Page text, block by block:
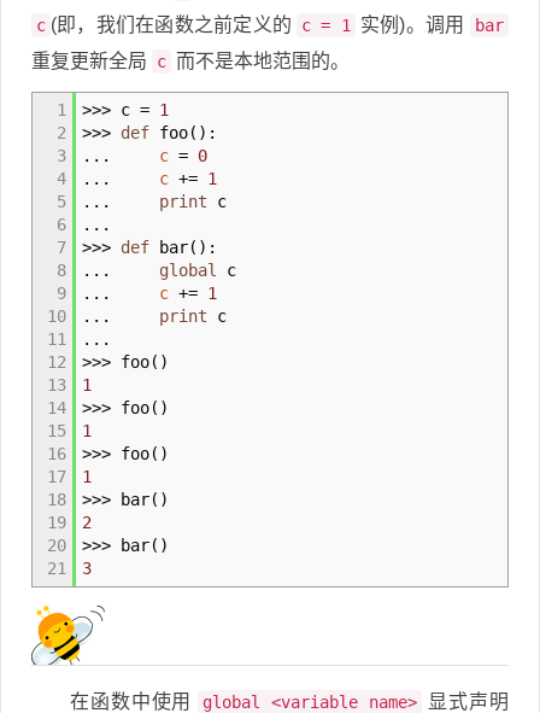
c (即，我们在函数之前定义的 c = 1 实例)。调用 bar
重复更新全局 c 而不是本地范围的。
1
2
3
4
5
6
7
8
9
10
11
12
13
14
15
16
17
18
19
20
21
>>> c = 1
>>> def foo( ) :
... c = 0
... c += 1
... print c
...
>>> def bar( ) :
... global
c
... c += 1
... print c
...
>>> foo( )
1
>>> foo( )
1
>>> foo( )
1
>>> bar( )
2
>>> bar( )
3
在函数中使用 global <variable name>
显式声明